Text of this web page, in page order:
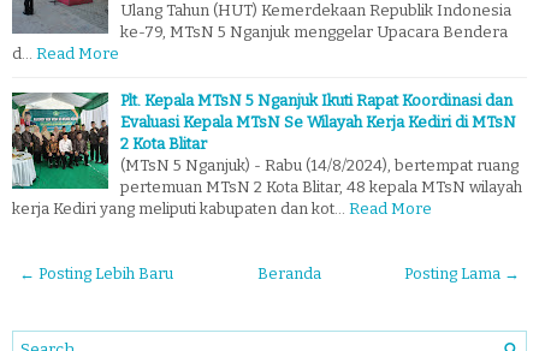
Ulang Tahun (HUT) Kemerdekaan Republik Indonesia
ke-79, MTsN 5 Nganjuk menggelar Upacara Bendera
d… Read More
Plt. Kepala MTsN 5 Nganjuk Ikuti Rapat Koordinasi dan
Evaluasi Kepala MTsN Se Wilayah Kerja Kediri di MTsN
2 Kota Blitar
(MTsN 5 Nganjuk) - Rabu (14/8/2024), bertempat ruang
pertemuan MTsN 2 Kota Blitar, 48 kepala MTsN wilayah
kerja Kediri yang meliputi kabupaten dan kot… Read More
← Posting Lebih Baru Posting Lama →
Beranda